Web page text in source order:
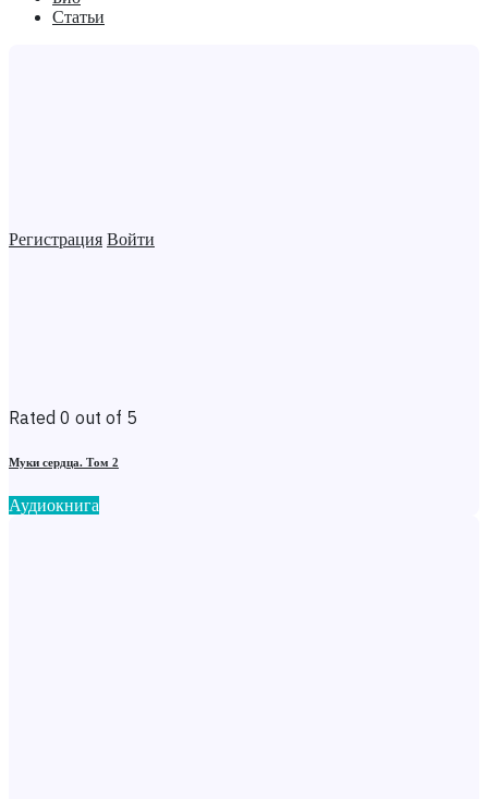
Регистрация Войти
Статьи
Rated 0 out of 5
Муки сердца. Том 2
Аудиокнига